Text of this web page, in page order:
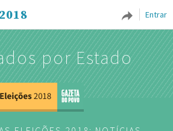
Entrar
por Estado